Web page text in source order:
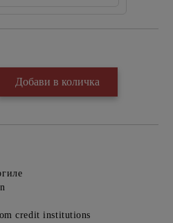
credit institutions